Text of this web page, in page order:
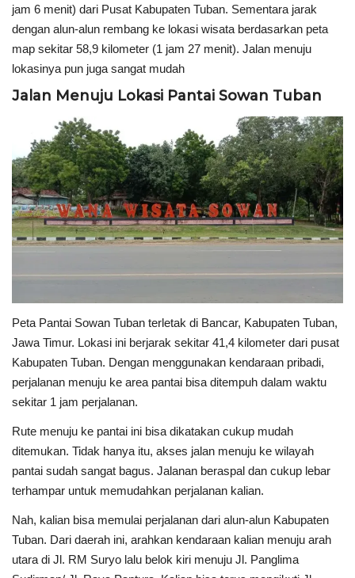
jam 6 menit) dari Pusat Kabupaten Tuban. Sementara jarak
dengan alun-alun rembang ke lokasi wisata berdasarkan peta
map sekitar 58,9 kilometer (1 jam 27 menit). Jalan menuju
lokasinya pun juga sangat mudah
Jalan Menuju Lokasi Pantai Sowan Tuban
Peta Pantai Sowan Tuban terletak di Bancar, Kabupaten Tuban,
Jawa Timur. Lokasi ini berjarak sekitar 41,4 kilometer dari pusat
Kabupaten Tuban. Dengan menggunakan kendaraan pribadi,
perjalanan menuju ke area pantai bisa ditempuh dalam waktu
sekitar 1 jam perjalanan.
Rute menuju ke pantai ini bisa dikatakan cukup mudah
ditemukan. Tidak hanya itu, akses jalan menuju ke wilayah
pantai sudah sangat bagus. Jalanan beraspal dan cukup lebar
terhampar untuk memudahkan perjalanan kalian.
Nah, kalian bisa memulai perjalanan dari alun-alun Kabupaten
Tuban. Dari daerah ini, arahkan kendaraan kalian menuju arah
utara di Jl. RM Suryo lalu belok kiri menuju Jl. Panglima